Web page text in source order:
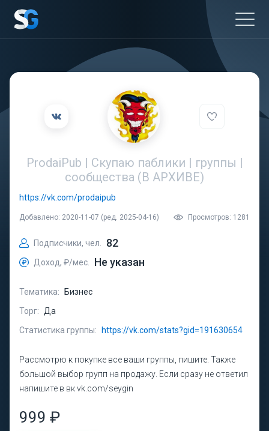
ProdaiPub | Скупаю паблики | группы |
сообщества (В АРХИВЕ)
https://vk.com/prodaipub
Добавлено: 2020-11-07 (ред. 2025-04-16) Просмотров: 1281
Подписчики, чел. 82
Доход, ₽/мес. Не указан
Тематика:
Бизнес
Торг:
Да
Статистика группы:
https://vk.com/stats?gid=191630654
Рассмотрю к покупке все ваши группы, пишите. Также
большой выбор групп на продажу. Если сразу не ответил
напишите в вк vk.com/seygin
999 ₽